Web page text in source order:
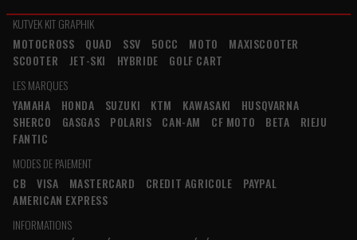
KUTVEK KIT GRAPHIK
MOTOCROSS
QUAD SSV 50CC MOTO
MAXISCOOTER
SCOOTER
JET-SKI HYBRIDE
GOLF CART
LES MARQUES
YAMAHA
HONDA SUZUKI KTM KAWASAKI
HUSQVARNA
SHERCO
GASGAS POLARIS CAN-AM CF MOTO BETA
RIEJU
FANTIC
MODES DE PAIEMENT
CB
VISA MASTERCARD CREDIT AGRICOLE
PAYPAL
AMERICAN EXPRESS
INFORMATIONS